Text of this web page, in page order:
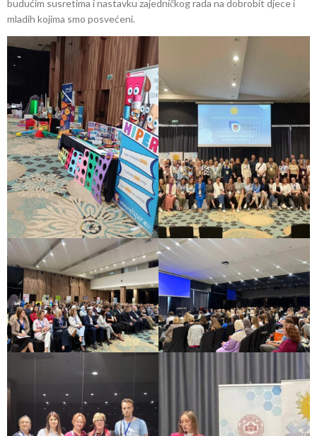
budućim susretima i nastavku zajedničkog rada na dobrobit djece i
mladih kojima smo posvećeni.